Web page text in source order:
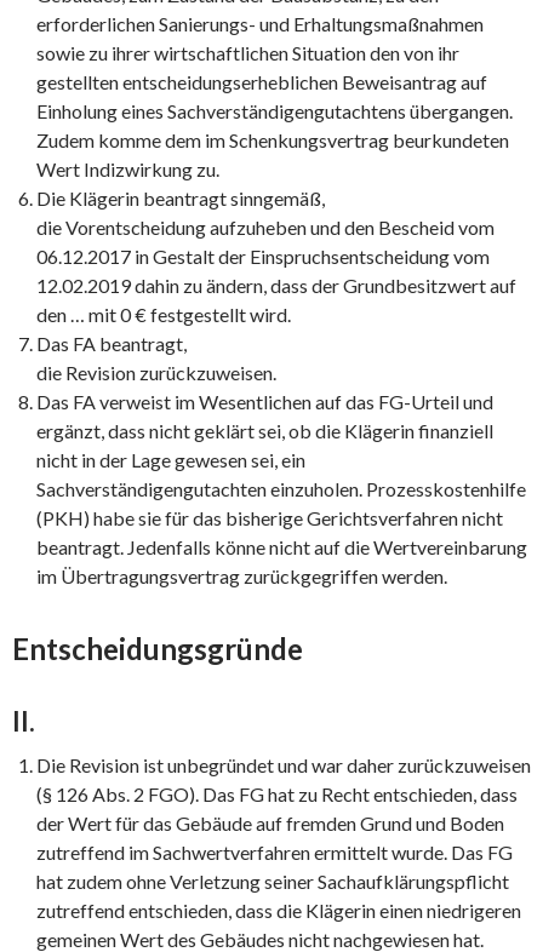
erforderlichen Sanierungs- und Erhaltungsmaßnahmen
sowie zu ihrer wirtschaftlichen Situation den von ihr
gestellten entscheidungserheblichen Beweisantrag auf
Einholung eines Sachverständigengutachtens übergangen.
Zudem komme dem im Schenkungsvertrag beurkundeten
Wert Indizwirkung zu.
Die Klägerin beantragt sinngemäß,
die Vorentscheidung aufzuheben und den Bescheid vom
06.12.2017 in Gestalt der Einspruchsentscheidung vom
12.02.2019 dahin zu ändern, dass der Grundbesitzwert auf
den … mit 0 € festgestellt wird.
Das FA beantragt,
die Revision zurückzuweisen.
Das FA verweist im Wesentlichen auf das FG-Urteil und
ergänzt, dass nicht geklärt sei, ob die Klägerin finanziell
nicht in der Lage gewesen sei, ein
Sachverständigengutachten einzuholen. Prozesskostenhilfe
(PKH) habe sie für das bisherige Gerichtsverfahren nicht
beantragt. Jedenfalls könne nicht auf die Wertvereinbarung
im Übertragungsvertrag zurückgegriffen werden.
Entscheidungsgründe
II.
Die Revision ist unbegründet und war daher zurückzuweisen
(§ 126 Abs. 2 FGO). Das FG hat zu Recht entschieden, dass
der Wert für das Gebäude auf fremden Grund und Boden
zutreffend im Sachwertverfahren ermittelt wurde. Das FG
hat zudem ohne Verletzung seiner Sachaufklärungspflicht
zutreffend entschieden, dass die Klägerin einen niedrigeren
gemeinen Wert des Gebäudes nicht nachgewiesen hat.